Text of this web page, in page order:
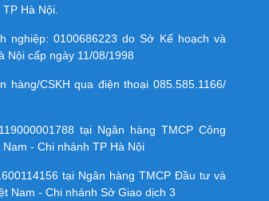
Hà Nội.
nghiệp:0100686223 do Sở Kế hoạch và
Nội cấp ngày 11/08/1998
hàng/CSKH qua điện thoại 085.585.1166/
119000001788 tại Ngân hàng TMCP Công
- Chi nhánh TP Hà Nội
tại Ngân hàng TMCP Ðầu tư và
Nam - Chi nhánh Sở Giao dịch 3